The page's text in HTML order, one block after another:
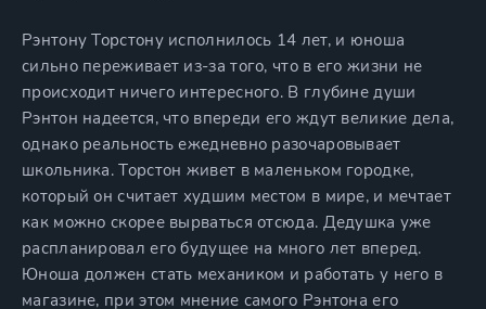
Рэнтону Торстону исполнилось 14 лет, и юноша
сильно переживает из-за того, что в его жизни не
происходит ничего интересного. В глубине души
Рэнтон надеется, что впереди его ждут великие дела,
однако реальность ежедневно разочаровывает
школьника. Торстон живет в маленьком городке,
который он считает худшим местом в мире, и мечтает
как можно скорее вырваться отсюда. Дедушка уже
распланировал его будущее на много лет вперед.
Юноша должен стать механиком и работать у него в
магазине, при этом мнение самого Рэнтона его